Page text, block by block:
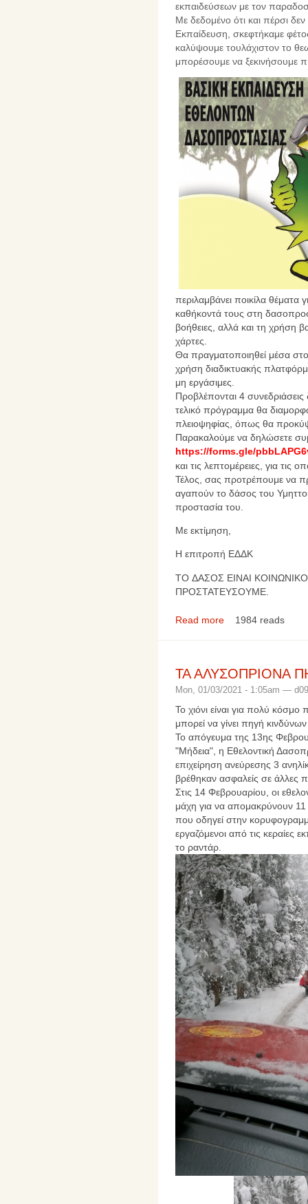
εκπαιδεύσεων με τον
Με δεδομένο ότι και πέρσι
Εκπαίδευση, σκεφτήκαμε
καλύψουμε τουλάχιστον το
περιλαμβάνει ποικίλα
καθήκοντά τους στη
βοήθειες, αλλά και τη χρήση
χάρτες.
Θα πραγματοποιηθεί μέσα
χρήση διαδικτυακής
μη εργάσιμες.
Προβλέπονται 4
τελικό πρόγραμμα θα
πλειοψηφίας, όπως θα
Παρακαλούμε να δηλώσετε
https://forms.gle/
και τις λεπτομέρειες, για τις
Τέλος, σας προτρέπουμε να
αγαπούν το δάσος του
προστασία του.
Με εκτίμηση,
Η επιτροπή ΕΔΔΚ
TO ΔΑΣΟΣ ΕΙΝΑΙ
ΠΡΟΣΤΑΤΕΥΣΟΥΜΕ.
Read more 1984 reads
ΤΑ ΑΛΥΣΟΠΡΙΟΝΑ
Mon, 01/03/2021 - 1:05am —
Το χιόνι είναι για πολύ
μπορεί να γίνει πηγή
Το απόγευμα της 13ης
"Μήδεια", η Εθελοντική
επιχείρηση ανεύρεσης 3
βρέθηκαν ασφαλείς σε άλλες
Στις 14 Φεβρουαρίου, οι
μάχη για να απομακρύνουν
που οδηγεί στην
εργαζόμενοι από τις
το ραντάρ.